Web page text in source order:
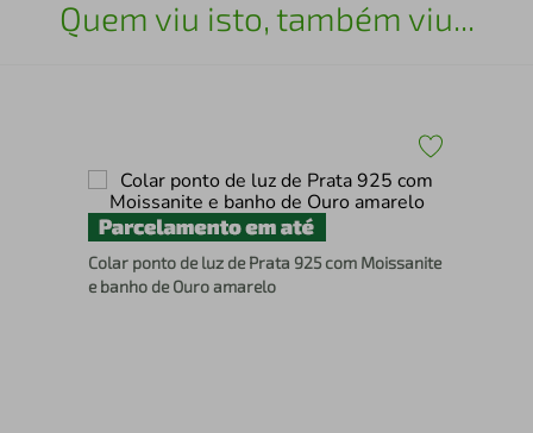
Quem viu isto, também viu...
Colar ponto de luz de Prata 925 com Moissanite
e banho de Ouro amarelo